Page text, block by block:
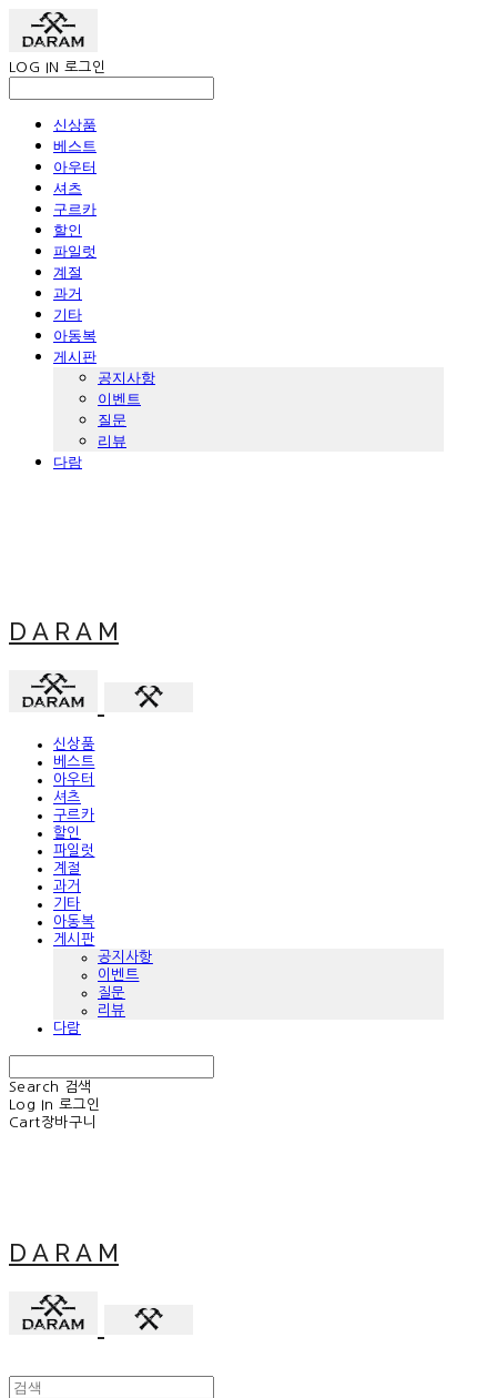
LOG IN 로그인
신상품
베스트
아우터
셔츠
구르카
할인
파일럿
계절
과거
기타
아동복
게시판
공지사항
이벤트
질문
리뷰
다람
D A R A M
신상품
베스트
아우터
셔츠
구르카
할인
파일럿
계절
과거
기타
아동복
게시판
공지사항
이벤트
질문
리뷰
다람
Search
검색
Log In 로그인
Cart장바구니
D A R A M